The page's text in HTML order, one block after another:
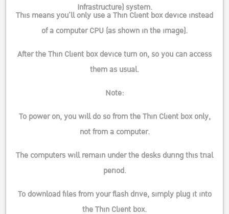
Infrastructure)system.
This means you’ll only use a Thin Client box device instead
of a computer CPU (as shown in the image).
After the Thin Client box device turn on, so you can access
them as usual.
Note:
To power on, you will do so from the Thin Client box only,
not from a computer.
The computers will remain under the desks during this trial
period.
To download files from yourflash drive, simply plug it into
the Thin Client box.